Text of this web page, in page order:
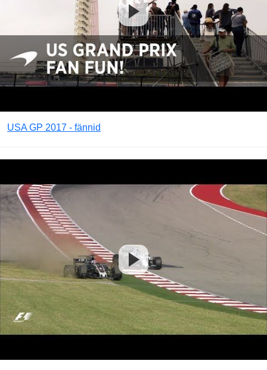
USA GP 2017 - fännid